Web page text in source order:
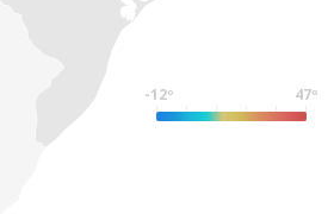
-12º 47º